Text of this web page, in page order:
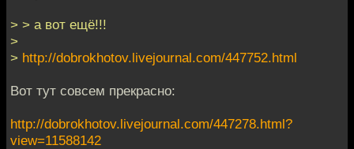
> > а вот ещё!!!
>
> http://dobrokhotov.livejournal.com/447752.html
Вот тут совсем прекрасно:
http://dobrokhotov.livejournal.com/447278.html?
view=11588142